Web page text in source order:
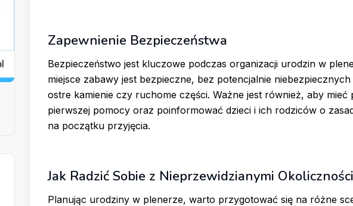
Zapewnienie Bezpieczeństwa
Bezpieczeństwo jest kluczowe podczas organizacji urodzin w
miejsce zabawy jest bezpieczne, bez potencjalnie
ostre kamienie czy ruchome części. Ważne jest również, aby mieć
pierwszej pomocy oraz poinformować dzieci i ich rodziców o
na początku przyjęcia.
Jak Radzić Sobie z Nieprzewidzianymi
Planując urodziny w plenerze, warto przygotować się na różne